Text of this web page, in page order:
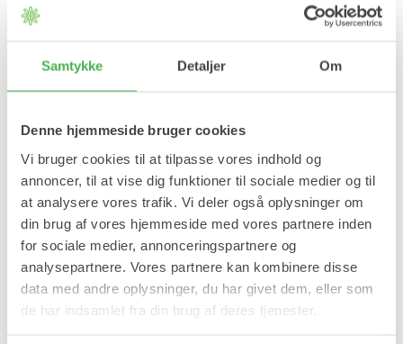
Samtykke Detaljer Om
Denne hjemmeside bruger cookies
Vi bruger cookies til at tilpasse vores indhold og
annoncer, til at vise dig funktioner til sociale medier og til
at analysere vores trafik. Vi deler også oplysninger om
din brug af vores hjemmeside med vores partnere inden
for sociale medier, annonceringspartnere og
analysepartnere. Vores partnere kan kombinere disse
data med andre oplysninger, du har givet dem, eller som
de har indsamlet fra din brug af deres tjenester.
omkring lilletåen og kan bruges i strømper og sko.
Lilletå adskilleren kan vaskes i hånden i lunkent vand i en mild
sæbe. Lilletå adskilleren skal efterfølgende lufttørres - undgå
direkte sollys.
Indhold:
1 par lilletå adskiller i blød silikone.